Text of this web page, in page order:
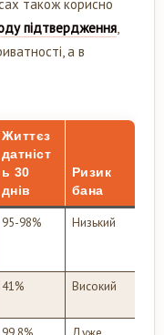
також корисно
підтвердження,
а в
Життєз
датніст
ь 30
днів
Ризик
бана
95-98% Низький
41% Високий